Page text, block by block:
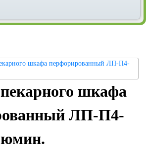
шкафа
ЛП-П4-